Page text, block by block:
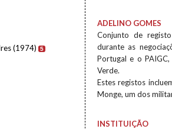
(1974) 5
ADELINO GOMES
Conjunto de
durante as
Portugal e o
Verde.
Estes registos
Monge, um dos
INSTITUIÇÃO